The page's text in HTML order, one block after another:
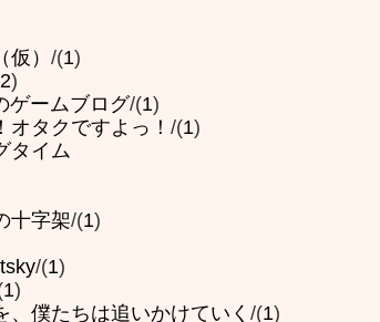
） /(1)
2)
ゲームブログ/(1)
オタクですよっ！ /(1)
タイム
十字架/(1)
/(1)
1)
、僕たちは追いかけていく /(1)